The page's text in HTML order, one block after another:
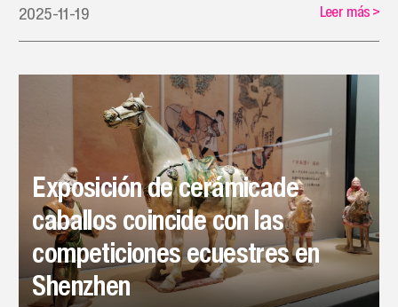
2025-11-19 Leer más>
Exposición de cerámicade
caballos coincide con las
competiciones ecuestres en
Shenzhen